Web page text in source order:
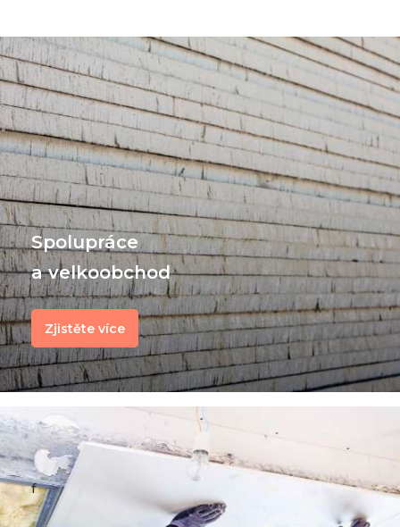
Spolupráce
a velkoobchod
Zjistěte více
f